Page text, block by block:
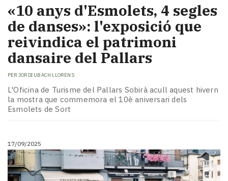
«10 anys d'Esmolets, 4 segles
de danses»: l'exposició que
reivindica el patrimoni
dansaire del Pallars
PER JORDI UBACH LLORENS
L'Oficina de Turisme del Pallars Sobirà acull aquest hivern
la mostra que commemora el 10è aniversari dels
Esmolets de Sort
17/09/2025